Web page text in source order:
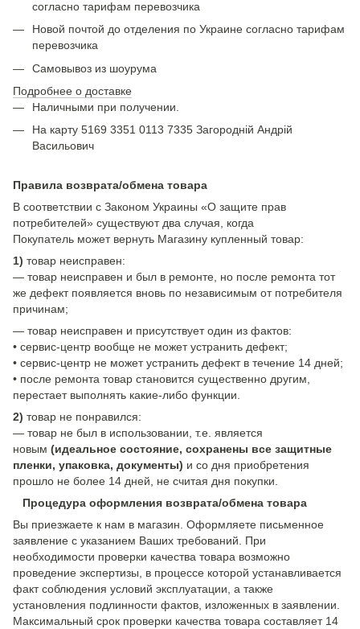
согласно тарифам перевозчика
Новой почтой до отделения по Украине согласно тарифам
перевозчика
Самовывоз из шоурума
Подробнее о доставке
Наличными при получении.
На карту 5169 3351 0113 7335 Загородній Андрій
Васильович
Правила возврата/обмена товара
В соответствии с Законом Украины «О защите прав
потребителей» существуют два случая, когда
Покупатель может вернуть Магазину купленный товар:
1) товар неисправен:
— товар неисправен и был в ремонте, но после ремонта тот
же дефект появляется вновь по независимым от потребителя
причинам;
— товар неисправен и присутствует один из фактов:
• сервис-центр вообще не может устранить дефект;
• сервис-центр не может устранить дефект в течение 14 дней;
• после ремонта товар становится существенно другим,
перестает выполнять какие-либо функции.
2) товар не понравился:
— товар не был в использовании, т.е. является
новым (идеальное состояние, сохранены все защитные
пленки, упаковка, документы) и со дня приобретения
прошло не более 14 дней, не считая дня покупки.
Процедура оформления возврата/обмена товара
Вы приезжаете к нам в магазин. Оформляете письменное
заявление с указанием Ваших требований. При
необходимости проверки качества товара возможно
проведение экспертизы, в процессе которой устанавливается
факт соблюдения условий эксплуатации, а также
установления подлинности фактов, изложенных в заявлении.
Максимальный срок проверки качества товара составляет 14